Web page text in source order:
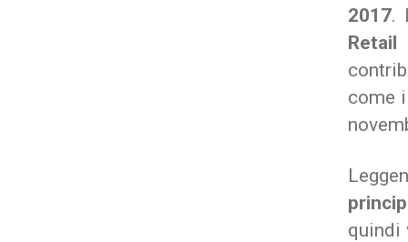
2017.
Retail
come
quindi